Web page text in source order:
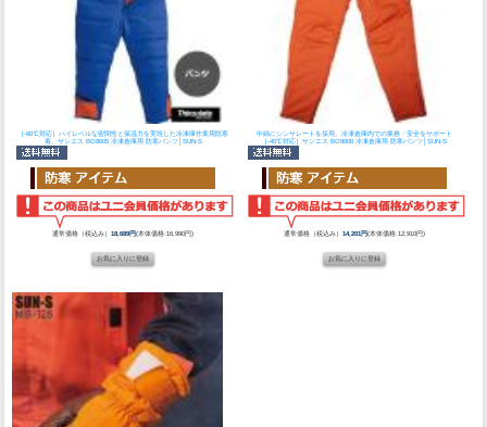
［-60℃対応］ハイレベルな密閉性と保温力を実現した冷凍庫作業用防寒
着。 サンエス BO8005 冷凍倉庫用 防寒パンツ│SUN-S
通常価格（税込み）18,689円(本体価格:16,990円)
中綿にシンサレートを採用。冷凍倉庫内での業務・安全をサポート
［-40℃対応］サンエス BO8006 冷凍倉庫用 防寒パンツ│SUN-S
通常価格（税込み） 14,201円(本体価格:12,910円)